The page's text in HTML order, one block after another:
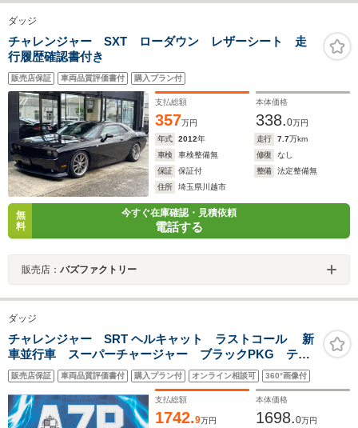
ダッジ
チャレンジャー SXT ローダウン レザーシート 走
行履歴確認書付き
販売店保証 車両品質評価書付 購入プラン付
支払総額
357万円
本体価格
338.0万円
年式
2012年 走行 7.7万km
車検
車検整備無 修復
なし
保証
保証付 整備
法定整備無
住所
埼玉県川越市
無
料
今すぐ在庫確認・見積依頼
電話する
販売店： バズファクトリー
ダッジ
チャレンジャー SRT ヘルキャット ラストコール 新
車並行車 スーパーチャージャー ブラックPKG テク
ニカルGP コンビニエンスGPパフォーマンススポイラ
ー サテンブラックフード OP20インチAW ハーマン
カードンサウンド
販売店保証 車両品質評価書付 購入プラン付 オンライン相談可 360°画像付
支払総額
1742.9万円
本体価格
1698.0万円